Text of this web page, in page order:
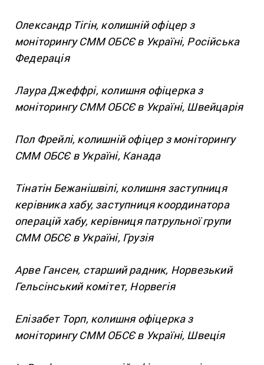
Олександр Тігін, колишній офіцер з
моніторингу СММ ОБСЄ в Україні, Російська
Федерація
Лаура Джеффрі, колишня офіцерка з
моніторингу СММ ОБСЄ в Україні, Швейцарія
Пол Фрейлі, колишній офіцер з моніторингу
СММ ОБСЄ в Україні, Канада
Тінатін Бежанішвілі, колишня заступниця
керівника хабу, заступниця координатора
операцій хабу, керівниця патрульної групи
СММ ОБСЄ в Україні, Грузія
Арве Гансен, старший радник, Норвезький
Гельсінський комітет, Норвегія
Елізабет Торп, колишня офіцерка з
моніторингу СММ ОБСЄ в Україні, Швеція